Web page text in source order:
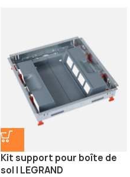
Kit support pour boîte de
sol | LEGRAND